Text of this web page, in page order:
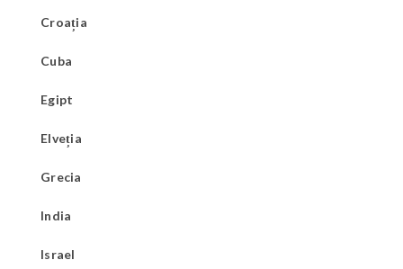
Croația
Cuba
Egipt
Elveția
Grecia
India
Israel